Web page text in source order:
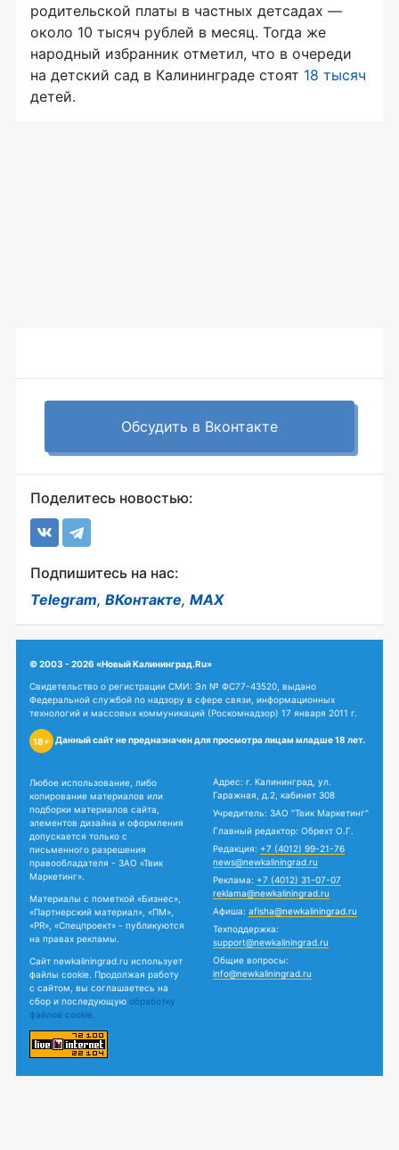
родительской платы в частных детсадах —
около 10 тысяч рублей в месяц. Тогда же
народный избранник отметил, что в очереди
на детский сад в Калининграде стоят 18 тысяч
детей.
Обсудить в Вконтакте
Поделитесь новостью:
Подпишитесь на нас:
Telegram, ВКонтакте, MAX
© 2003 - 2026 «Новый Калининград.Ru»
Свидетельство о регистрации СМИ: Эл № ФС77-43520, выдано
Федеральной службой по надзору в сфере связи, информационных
технологий и массовых коммуникаций (Роскомнадзор) 17 января 2011 г.
18+ Данный сайт не предназначен для просмотра лицам младше 18 лет.
Любое использование, либо
копирование материалов или
подборки материалов сайта,
элементов дизайна и оформления
допускается только с
письменного разрешения
правообладателя - ЗАО «Твик
Маркетинг».
Материалы с пометкой «Бизнес»,
«Партнерский материал», «ПМ»,
«PR», «Спецпроект» - публикуются
на правах рекламы.
Сайт newkaliningrad.ru использует
файлы cookie. Продолжая работу
с сайтом, вы соглашаетесь на
сбор и последующую обработку
файлов cookie.
Адрес: г. Калининград, ул.
Гаражная, д.2, кабинет 308
Учредитель: ЗАО "Твик Маркетинг"
Главный редактор: Обрехт О.Г.
Редакция: +7 (4012) 99-21-76
news@newkaliningrad.ru
Реклама: +7 (4012) 31-07-07
reklama@newkaliningrad.ru
Афиша: afisha@newkaliningrad.ru
Техподдержка:
support@newkaliningrad.ru
Общие вопросы:
info@newkaliningrad.ru